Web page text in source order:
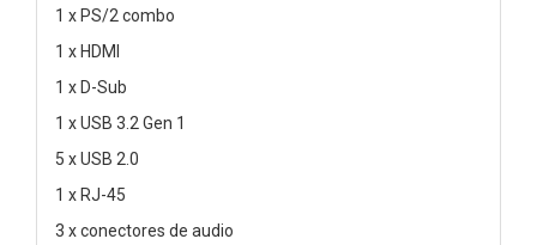
1 x PS/2 combo
1 x HDMI
1 x D-Sub
1 x USB 3.2 Gen 1
5 x USB 2.0
1 x RJ-45
3 x conectores de audio